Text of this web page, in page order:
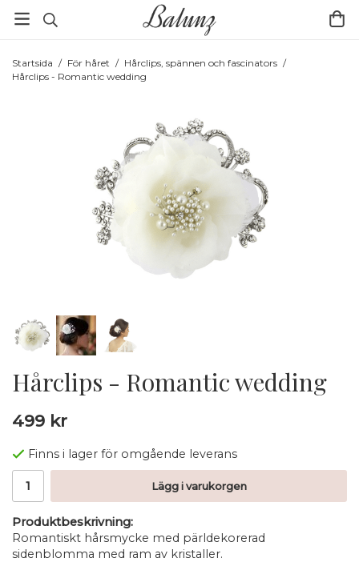
Startsida / För håret / Hårclips, spännen och fascinators /
Hårclips - Romantic wedding
Hårclips - Romantic wedding
499 kr
Finns i lager för omgående leverans
Lägg i varukorgen
Produktbeskrivning:
Romantiskt hårsmycke med pärldekorerad
sidenblomma med ram av kristaller.